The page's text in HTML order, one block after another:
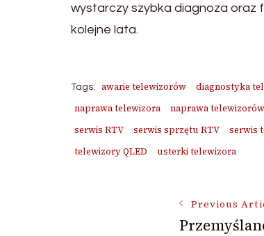
wystarczy szybka diagnoza oraz
kolejne lata.
Tags: awarie telewizorów diagnostyka
naprawa telewizora
naprawa telewizorów
serwis RTV
serwis sprzętu RTV serwis
telewizory QLED
usterki telewizora
Previous